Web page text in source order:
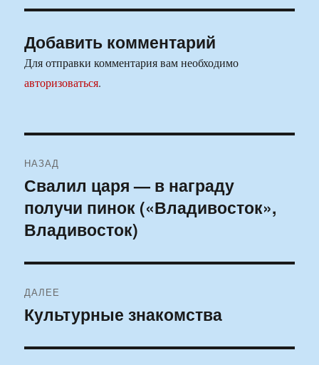
Добавить комментарий
Для отправки комментария вам необходимо
авторизоваться.
по
записям
НАЗАД
Предыдущая
запись:
Свалил царя — в награду
получи пинок («Владивосток»,
Владивосток)
ДАЛЕЕ
Следующая
Культурные знакомства